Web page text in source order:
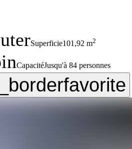
Superficie101,92 m2
CapacitéJusqu'à 84 personnes
favorite